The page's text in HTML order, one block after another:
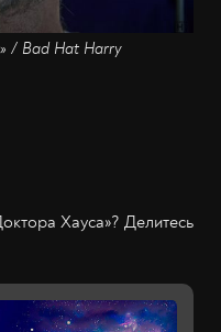
/ Bad Hat Harry
Хауса»? Делитесь